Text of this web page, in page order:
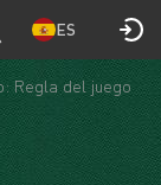
ES
Regla del juego